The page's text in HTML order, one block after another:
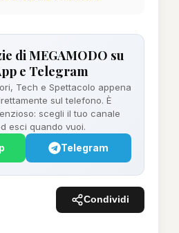
di MEGAMODO su
e Telegram
Tech e Spettacolo appena
sul telefono. È
scegli il tuo canale
esci quando vuoi.
Telegram
Condividi